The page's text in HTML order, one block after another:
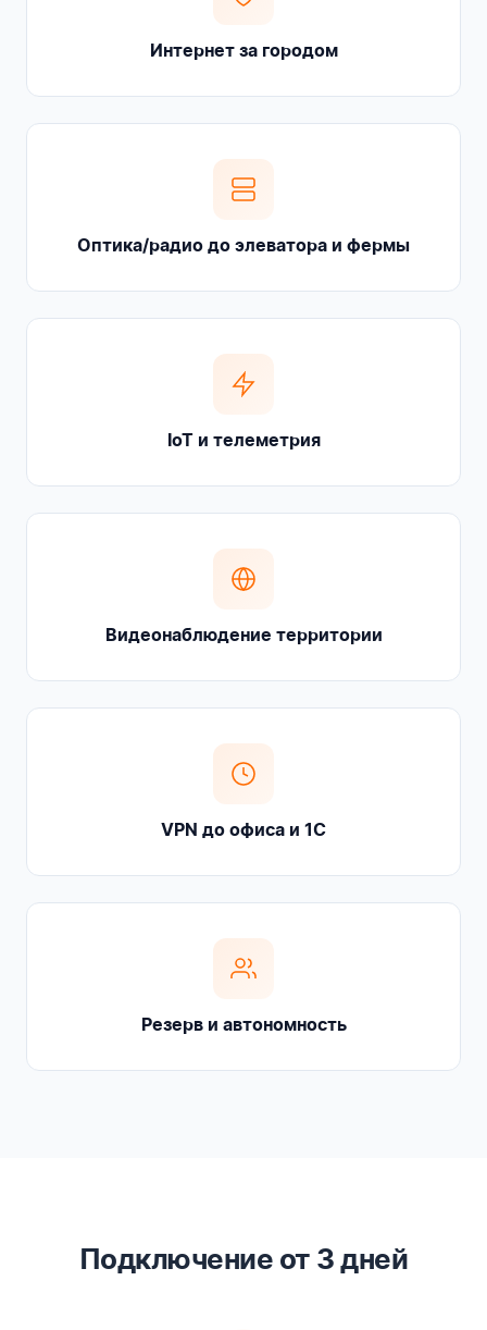
Интернет за городом
Оптика/радио до элеватора и фермы
IoT и телеметрия
Видеонаблюдение территории
VPN до офиса и 1С
Резерв и автономность
Подключение от 3 дней